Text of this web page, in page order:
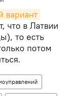
вариант
что в Латвии
то есть
потом